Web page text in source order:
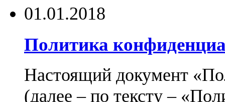
01.01.2018
Политика
Настоящий документ
(далее – по тексту –